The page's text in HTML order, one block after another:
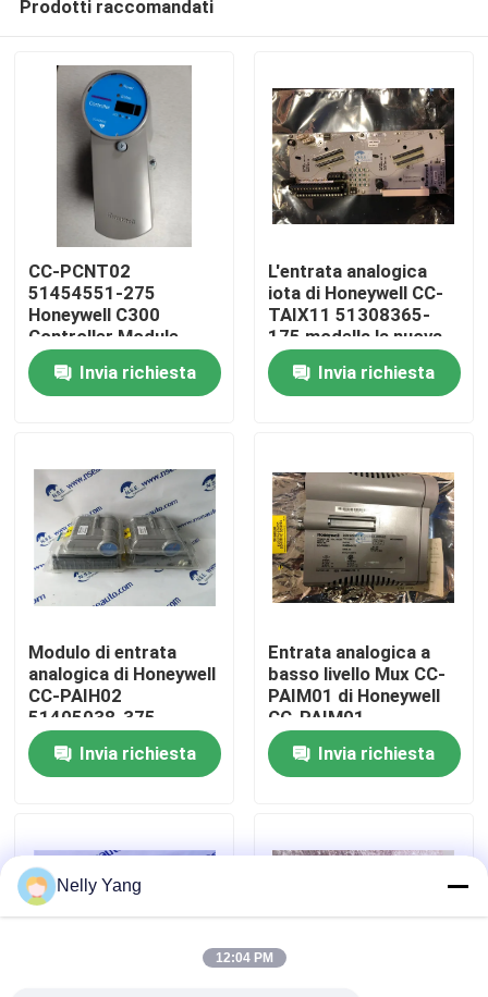
Casa.
Di noi
Visita alla fabbrica
Controllo della qualità
Contattaci
Notizie
Chiedi un preventivo
pezzi di ricambio del plc
Prodotti raccomandati
CC-PCNT02
51454551-275
Honeywell C300
Controller Module
Invia richiesta
L'entrata analogica
iota di Honeywell CC-
TAIX11 51308365-
175 modella la nuova
garanzia originale
Invia richiesta
Modulo di entrata
analogica di Honeywell
CC-PAIH02
51405038-375
Honeywell C300 Hart
Invia richiesta
Entrata analogica a
basso livello Mux CC-
PAIM01 di Honeywell
CC-PAIM01
51405046-175
Invia richiesta
Nelly Yang
12:04 PM